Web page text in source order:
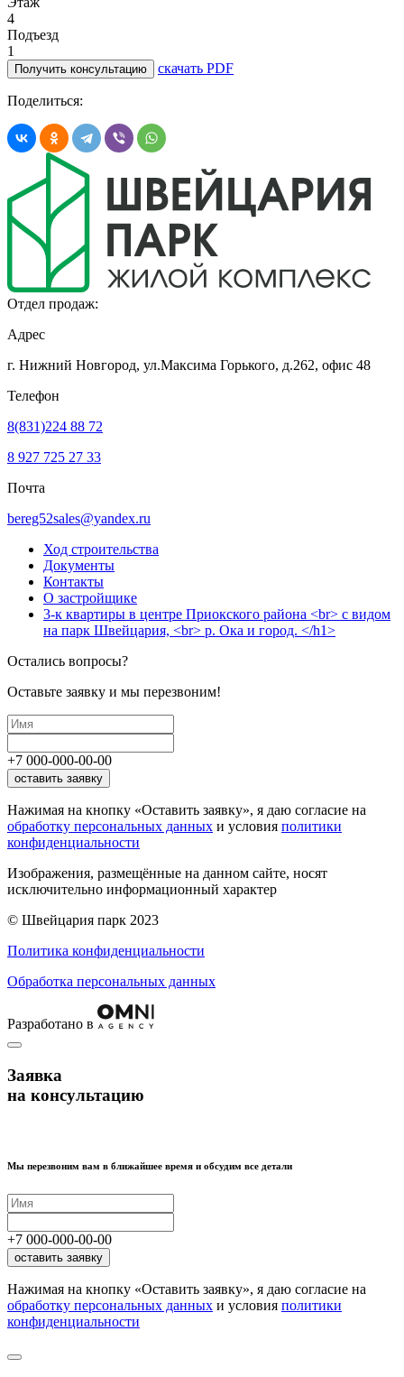
4
Подъезд
1
Получить консультацию скачать PDF
Поделиться:
Отдел продаж:
Адрес
г. Нижний Новгород, ул.Максима Горького, д.262, офис 48
Телефон
8(831)224 88 72
8 927 725 27 33
Почта
bereg52sales@yandex.ru
Ход строительства
Документы
Контакты
О застройщике
3-к квартиры в центре Приокского района <br> с видом
на парк Швейцария, <br> р. Ока и город. </h1>
Остались вопросы?
Оставьте заявку и мы перезвоним!
+7 000-000-00-00
оставить заявку
Нажимая на кнопку «Оставить заявку», я даю согласие на
обработку персональных данных и условия политики
конфиденциальности
Изображения, размещённые на данном сайте, носят
исключительно информационный характер
© Швейцария парк 2023
Политика конфиденциальности
Обработка персональных данных
Разработано в
Заявка
на консультацию
Мы перезвоним вам в ближайшее время и обсудим все детали
+7 000-000-00-00
оставить заявку
Нажимая на кнопку «Оставить заявку», я даю согласие на
обработку персональных данных и условия политики
конфиденциальности